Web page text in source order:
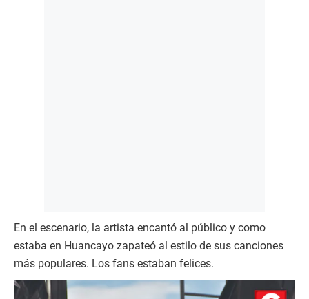
En el escenario, la artista encantó al público y como
estaba en Huancayo zapateó al estilo de sus canciones
más populares. Los fans estaban felices.